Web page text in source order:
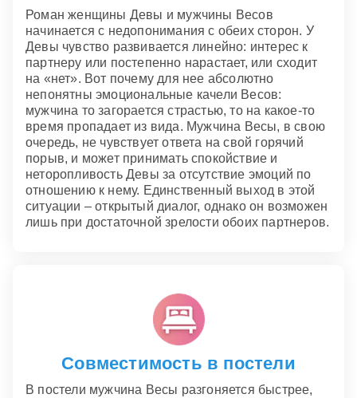
Роман женщины Девы и мужчины Весов
начинается с недопонимания с обеих сторон. У
Девы чувство развивается линейно: интерес к
партнеру или постепенно нарастает, или сходит
на «нет». Вот почему для нее абсолютно
непонятны эмоциональные качели Весов:
мужчина то загорается страстью, то на какое-то
время пропадает из вида. Мужчина Весы, в свою
очередь, не чувствует ответа на свой горячий
порыв, и может принимать спокойствие и
неторопливость Девы за отсутствие эмоций по
отношению к нему. Единственный выход в этой
ситуации – открытый диалог, однако он возможен
лишь при достаточной зрелости обоих партнеров.
Совместимость в постели
В постели мужчина Весы разгоняется быстрее,